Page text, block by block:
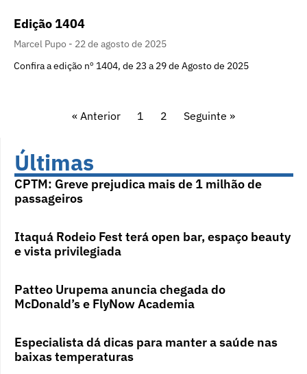
Edição 1404
Marcel Pupo
22 de agosto de 2025
Confira a edição nº 1404, de 23 a 29 de Agosto de 2025
« Anterior 1 2 Seguinte »
Últimas
CPTM: Greve prejudica mais de 1 milhão de
passageiros
Itaquá Rodeio Fest terá open bar, espaço beauty
e vista privilegiada
Patteo Urupema anuncia chegada do
McDonald’s e FlyNow Academia
Especialista dá dicas para manter a saúde nas
baixas temperaturas